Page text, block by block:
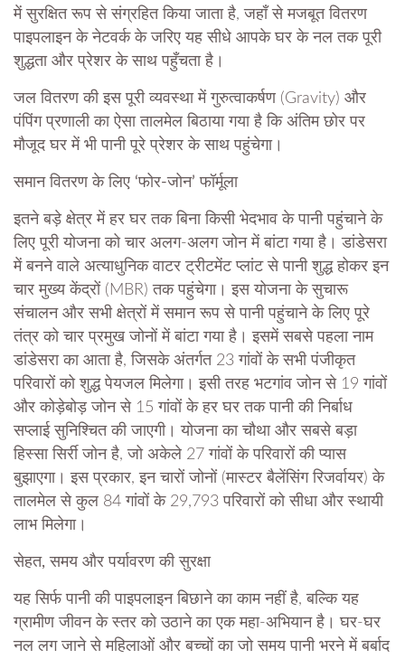
में सुरक्षित रूप से संग्रहित किया जाता है, जहाँ से मजबूत वितरण
पाइपलाइन के नेटवर्क के जरिए यह सीधे आपके घर के नल तक पूरी
शुद्धता और प्रेशर के साथ पहुँचता है।
​जल वितरण की इस पूरी व्यवस्था में गुरुत्वाकर्षण (Gravity) और
पंपिंग प्रणाली का ऐसा तालमेल बिठाया गया है कि अंतिम छोर पर
मौजूद घर में भी पानी पूरे प्रेशर के साथ पहुंचेगा।
​समान वितरण के लिए ‘फोर-जोन’ फॉर्मूला
​इतने बड़े क्षेत्र में हर घर तक बिना किसी भेदभाव के पानी पहुंचाने के
लिए पूरी योजना को चार अलग-अलग जोन में बांटा गया है। डांडेसरा
में बनने वाले अत्याधुनिक वाटर ट्रीटमेंट प्लांट से पानी शुद्ध होकर इन
चार मुख्य केंद्रों (MBR) तक पहुंचेगा। इस योजना के सुचारू
संचालन और सभी क्षेत्रों में समान रूप से पानी पहुंचाने के लिए पूरे
तंत्र को चार प्रमुख जोनों में बांटा गया है। इसमें सबसे पहला नाम
डांडेसरा का आता है, जिसके अंतर्गत 23 गांवों के सभी पंजीकृत
परिवारों को शुद्ध पेयजल मिलेगा। इसी तरह भटगांव जोन से 19 गांवों
और कोड़ेबोड़ जोन से 15 गांवों के हर घर तक पानी की निर्बाध
सप्लाई सुनिश्चित की जाएगी। योजना का चौथा और सबसे बड़ा
हिस्सा सिर्री जोन है, जो अकेले 27 गांवों के परिवारों की प्यास
बुझाएगा। इस प्रकार, इन चारों जोनों (मास्टर बैलेंसिंग रिजर्वायर) के
तालमेल से कुल 84 गांवों के 29,793 परिवारों को सीधा और स्थायी
लाभ मिलेगा।
सेहत, समय और पर्यावरण की सुरक्षा
​यह सिर्फ पानी की पाइपलाइन बिछाने का काम नहीं है, बल्कि यह
ग्रामीण जीवन के स्तर को उठाने का एक महा-अभियान है। घर-घर
नल लग जाने से महिलाओं और बच्चों का जो समय पानी भरने में बर्बाद